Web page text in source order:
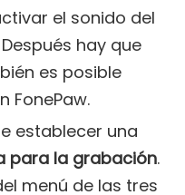
el sonido del
hay que
es posible
FonePaw.
establecer una
para la grabación.
menú de las tres